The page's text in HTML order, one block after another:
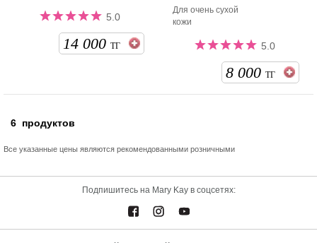
5.0
14 000 ТГ
Для очень сухой
кожи
5.0
8 000 ТГ
6 продуктов
Все указанные цены являются рекомендованными розничными
Подпишитесь на Mary Kay в соцсетях: